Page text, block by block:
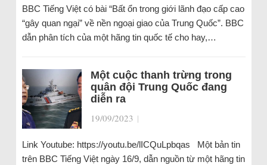
BBC Tiếng Việt có bài “Bất ổn trong giới lãnh đạo cấp cao
“gây quan ngại” về nền ngoại giao của Trung Quốc”. BBC
dẫn phân tích của một hãng tin quốc tế cho hay,…
Một cuộc thanh trừng trong
quân đội Trung Quốc đang
diễn ra
19/09/2023 |
Link Youtube: https://youtu.be/lICQuLpbqas Một bản tin
trên BBC Tiếng Việt ngày 16/9, dẫn nguồn từ một hãng tin